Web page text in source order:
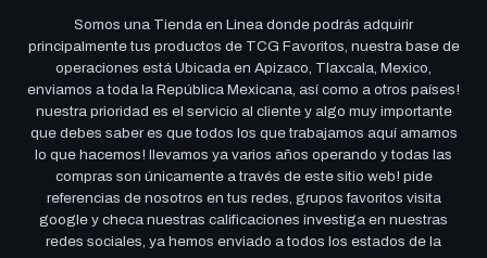
Somos una Tienda en Linea donde podrás adquirir
principalmente tus productos de TCG Favoritos, nuestra base de
operaciones está Ubicada en Apizaco, Tlaxcala, Mexico,
enviamos a toda la República Mexicana, así como a otros países!
nuestra prioridad es el servicio al cliente y algo muy importante
que debes saber es que todos los que trabajamos aquí amamos
lo que hacemos! llevamos ya varios años operando y todas las
compras son únicamente a través de este sitio web! pide
referencias de nosotros en tus redes, grupos favoritos visita
google y checa nuestras calificaciones investiga en nuestras
redes sociales, ya hemos enviado a todos los estados de la